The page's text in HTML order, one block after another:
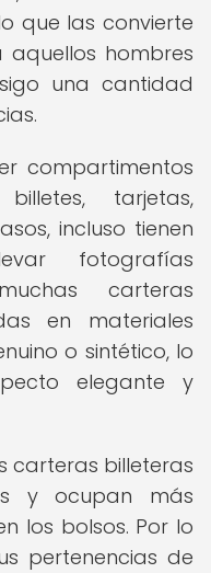
que las convierte
hombres
una cantidad
compartimentos
tarjetas,
incluso tienen
fotografías
carteras
en materiales
o sintético, lo
elegante y
carteras billeteras
y ocupan más
los bolsos. Por lo
pertenencias de